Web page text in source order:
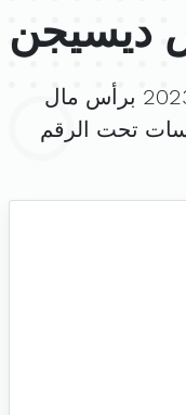
ديسيجن
. تم تأسيسها في 12 ماي 2023 برأس مال
تحت الرقم